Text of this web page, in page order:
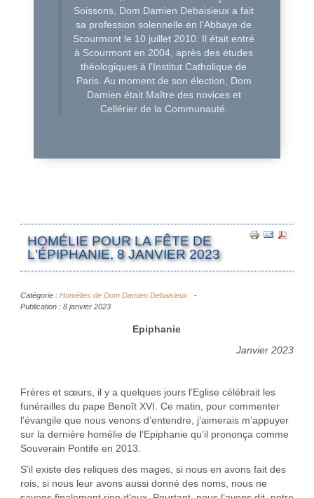
Soissons, Dom Damien Debaisieux a fait
sa profession solennelle en l’Abbaye de
Scourmont le 10 juillet 2010. Il était entré
à Scourmont en 2004, après des études
théologiques à l’Institut Catholique de
Paris. Au moment de son élection, Dom
Damien était Maître des novices et
Cellérier de la Communauté.
HOMÉLIE POUR LA FÊTE DE
L'ÉPIPHANIE, 8 JANVIER 2023
Catégorie : Homélies de Dom Damien Debaisieux
Publication : 8 janvier 2023
Epiphanie
Janvier 2023
Frères et sœurs, il y a quelques jours l’Eglise célébrait les
funérailles du pape Benoît XVI. Ce matin, pour commenter
l’évangile que nous venons d’entendre, j’aimerais m’appuyer
sur la dernière homélie de l’Epiphanie qu’il prononça comme
Souverain Pontife en 2013.
S’il existe des reliques des mages, si nous en avons fait des
rois, si nous leur avons aussi donné des noms, nous ne